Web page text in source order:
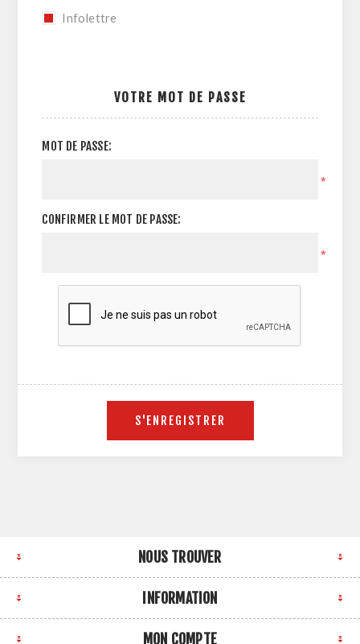
Infolettre
VOTRE MOT DE PASSE
MOT DE PASSE:
*
CONFIRMER LE MOT DE PASSE:
*
NOUS TROUVER
INFORMATION
MON COMPTE